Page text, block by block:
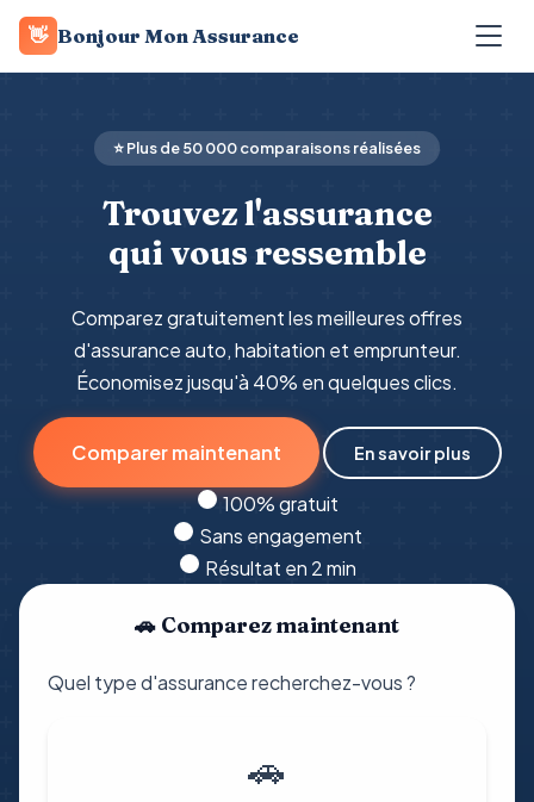
👋 Bonjour Mon Assurance
⭐ Plus de 50 000 comparaisons réalisées
Trouvez l'assurance
qui vous ressemble
Comparez gratuitement les meilleures offres
d'assurance auto, habitation et emprunteur.
Économisez jusqu'à 40% en quelques clics.
Comparer maintenant En savoir plus
100% gratuit
Sans engagement
Résultat en 2 min
🚗 Comparez maintenant
Quel type d'assurance recherchez-vous ?
🚗